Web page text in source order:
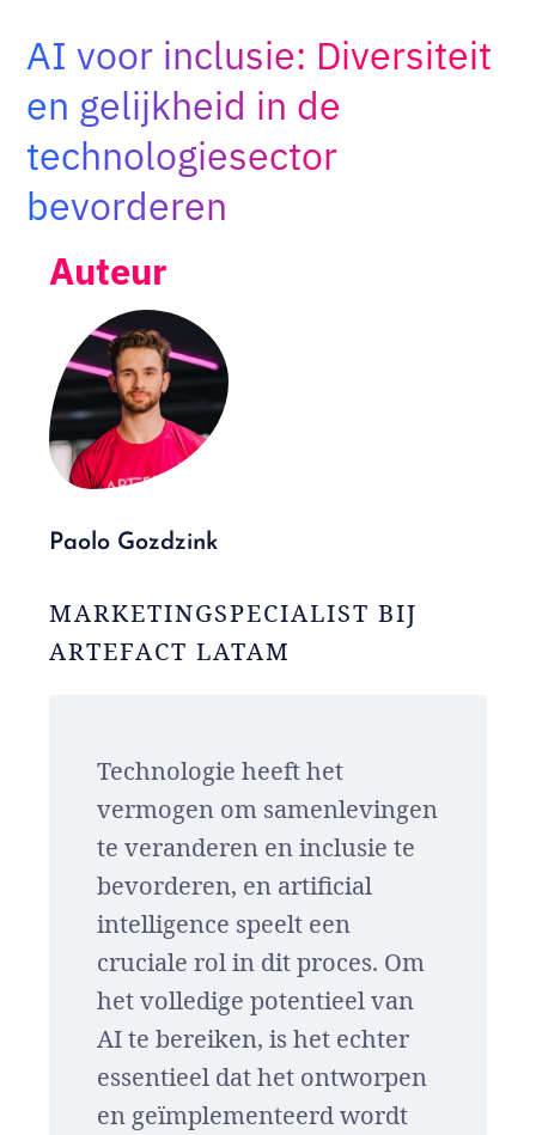
Zoeken
NL
AI voor inclusie: Diversiteit
en gelijkheid in de
technologiesector
bevorderen
Auteur
Paolo Gozdzink
MARKETINGSPECIALIST BIJ
ARTEFACT LATAM
Technologie heeft het
vermogen om samenlevingen
te veranderen en inclusie te
bevorderen, en artificial
intelligence speelt een
cruciale rol in dit proces. Om
het volledige potentieel van
AI te bereiken, is het echter
essentieel dat het ontworpen
en geïmplementeerd wordt